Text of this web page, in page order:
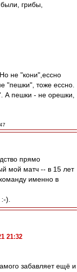
грибы,
не "кони",ессно
"пешки", тоже ессно.
А пешки - не орешки,
прямо
мой матч -- в 15 лет
именно в
).
21:32
забавляет ещё и